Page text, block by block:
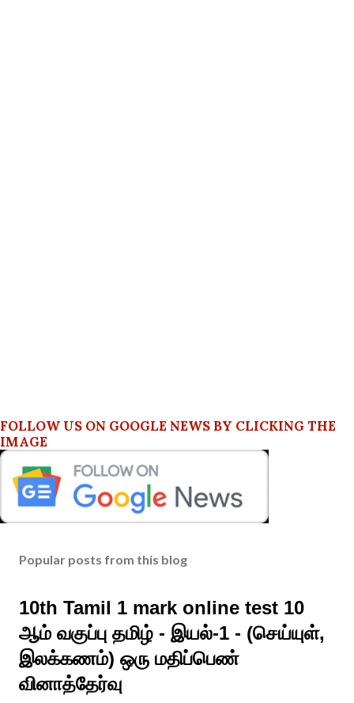
FOLLOW US ON GOOGLE NEWS BY CLICKING THE
IMAGE
Popular posts from this blog
10th Tamil 1 mark online test 10
ஆம் வகுப்பு தமிழ் - இயல்-1 - (செய்யுள்,
இலக்கணம்) ஒரு மதிப்பெண்
வினாத்தேர்வு